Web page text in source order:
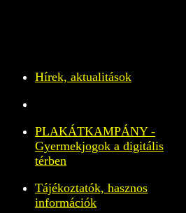
Hírek, aktualitások
PLAKÁTKAMPÁNY -
Gyermekjogok a digitális
térben
Tájékoztatók, hasznos
információk